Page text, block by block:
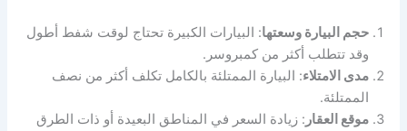
حجم البيارة وسعتها: البيارات الكبيرة تحتاج لوقت شفط أطول
وقد تتطلب أكثر من كمبروسر.
مدى الامتلاء: البيارة الممتلئة بالكامل تكلف أكثر من نصف
الممتلئة.
موقع العقار : زيادة السعر في المناطق البعيدة أو ذات الطرق